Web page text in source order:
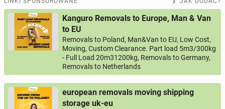
Kanguro Removals to Europe, Man & Van
to EU
Removals to Poland, Man&Van to EU, Low Cost,
Moving, Custom Clearance. Part load 5m3/300kg
- Full Load 20m31200kg, Removals to Germany,
Removals to Netherlands
european removals moving shipping
storage uk-eu